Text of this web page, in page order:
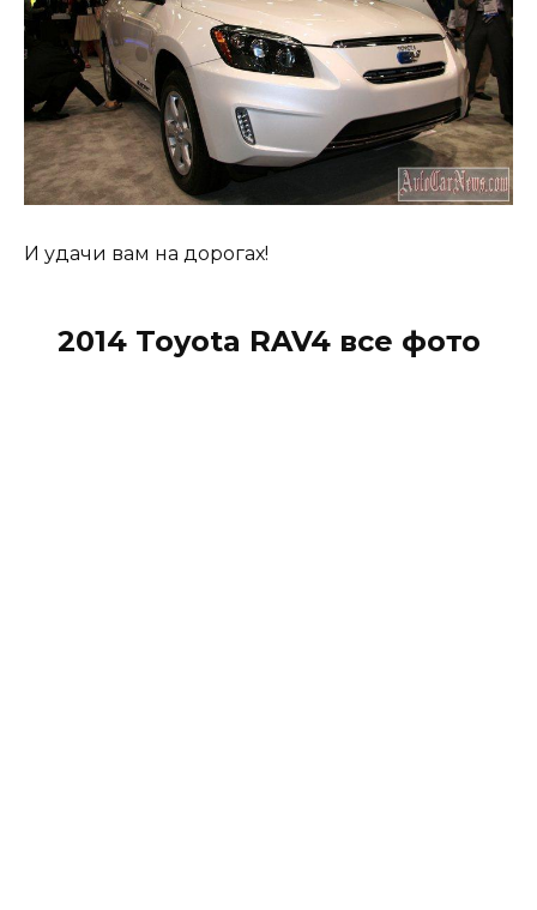
И удачи вам на дорогах!
2014 Toyota RAV4 все фото